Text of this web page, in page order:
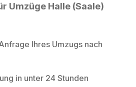
Umzüge Halle (Saale)
Ihres Umzugs nach
in unter 24 Stunden